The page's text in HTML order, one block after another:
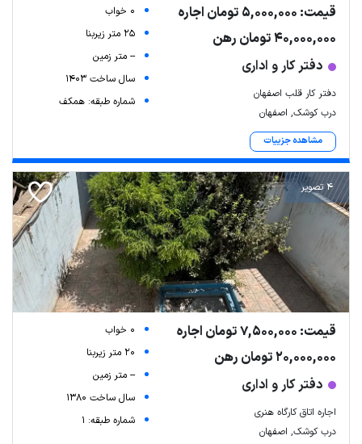
قیمت: 5,000,000 تومان اجاره
40,000,000 تومان رهن
دفتر کار و اداری
دفتر کار قلب اصفهان
درب کوشک, اصفهان
مشاهده جزییات
0 خواب
25 متر زیربنا
-- متر زمین
سال ساخت 1403
شماره طبقه: همکف
4 تصویر
قیمت: 7,500,000 تومان اجاره
20,000,000 تومان رهن
دفتر کار و اداری
اجاره اتاق کارگاه هنری
درب کوشک, اصفهان
0 خواب
20 متر زیربنا
-- متر زمین
سال ساخت 1380
شماره طبقه: 1